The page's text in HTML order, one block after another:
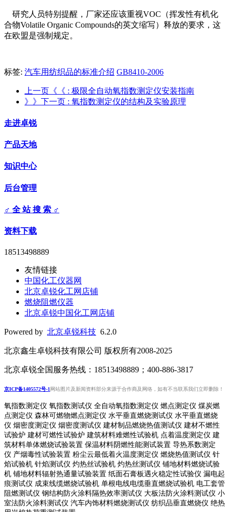
研究人员特别提醒，厂家还应该重视VOC（挥发性有机化
合物Volatile Organic Compounds的英文缩写）释放的要求，这
在欧盟是强制规定。
标签: 汽车用纺织品的标准介绍 GB8410-2006
上一页《《 : 极限全自动氧指数测定仪安装指南
》》下一页 : 氧指数测定仪的结构及实验原理
走进卓锐
产品天地
知识中心
后台管理
♂ 全 站 搜 索 ♂
资料下载
18513498889
友情链接
中国化工仪器网
北京卓锐化工网店铺
燃烧阻燃仪器
北京卓锐中国化工网店铺
Powered by 北京卓锐科技 6.2.0
北京鑫生卓锐科技有限公司 版权所有2008-2025
北京卓锐全国服务热线：18513498889；400-886-3817
京ICP备1405572号-1网站图片及新闻资料部分来源于合作商及网络，如有不当联系我们立即删除！
氧指数测定仪 氧指数测试仪 全自动氧指数测定仪 燃点测定仪 煤炭燃
点测定仪 森林可燃物燃点测定仪 水平垂直燃烧测试仪 水平垂直燃烧
仪 烟密度测定仪 烟密度测试仪 建材制品燃烧热值测试仪 建材不燃性
试验炉 建材可燃性试验炉 建筑材料难燃性试验机 点着温度测定仪 建
筑材料单体燃烧试验装置 保温材料阴燃性能测试装置 导热系数测定
仪 产烟毒性试验装置 粉尘云最低着火温度测定仪 燃烧热值测试仪 针
焰试验机 针焰测试仪 灼热丝试验机 灼热丝测试仪 铺地材料燃烧试验
机 铺地材料辐射热通量试验装置 纸面石膏板遇火稳定性试验仪 漏电起
痕测试仪 成束线缆燃烧试验机 单根电线电缆垂直燃烧试验机 电工套管
阻燃测试仪 钢结构防火涂料隔热效率测试仪 大板法防火涂料测试仪 小
室法防火涂料测试仪 汽车内饰材料燃烧测试仪 纺织品垂直燃烧仪 绝热